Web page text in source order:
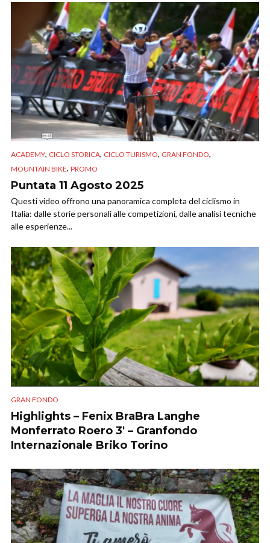
ACADEMY, CICLO STORICA, CICLO TURISMO, GRAN FONDO,
MOUNTAIN BIKE, PROMO
Puntata 11 Agosto 2025
Questi video offrono una panoramica completa del ciclismo in
Italia: dalle storie personali alle competizioni, dalle analisi tecniche
alle esperienze...
GRAN FONDO
Highlights – Fenix BraBra Langhe
Monferrato Roero 3′ – Granfondo
Internazionale Briko Torino